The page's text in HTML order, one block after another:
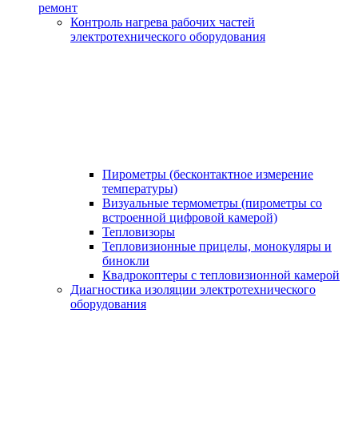
ремонт
Контроль нагрева рабочих частей
электротехнического оборудования
Пирометры (бесконтактное измерение
температуры)
Визуальные термометры (пирометры со
встроенной цифровой камерой)
Тепловизоры
Тепловизионные прицелы, монокуляры и
бинокли
Квадрокоптеры с тепловизионной камерой
Диагностика изоляции электротехнического
оборудования